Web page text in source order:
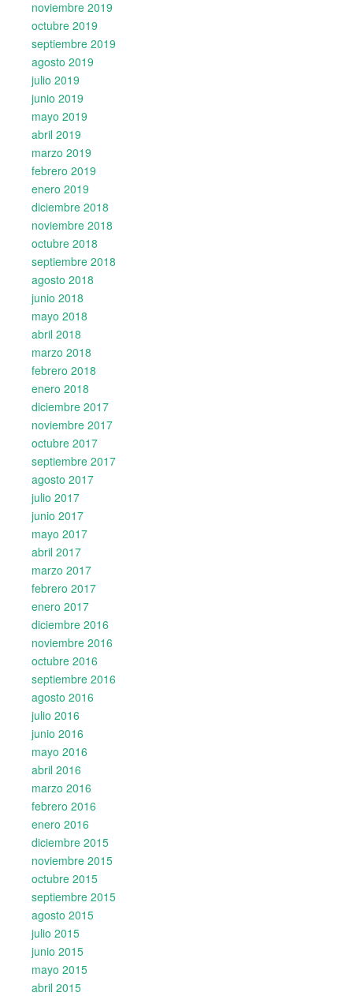
noviembre 2019
octubre 2019
septiembre 2019
agosto 2019
julio 2019
junio 2019
mayo 2019
abril 2019
marzo 2019
febrero 2019
enero 2019
diciembre 2018
noviembre 2018
octubre 2018
septiembre 2018
agosto 2018
junio 2018
mayo 2018
abril 2018
marzo 2018
febrero 2018
enero 2018
diciembre 2017
noviembre 2017
octubre 2017
septiembre 2017
agosto 2017
julio 2017
junio 2017
mayo 2017
abril 2017
marzo 2017
febrero 2017
enero 2017
diciembre 2016
noviembre 2016
octubre 2016
septiembre 2016
agosto 2016
julio 2016
junio 2016
mayo 2016
abril 2016
marzo 2016
febrero 2016
enero 2016
diciembre 2015
noviembre 2015
octubre 2015
septiembre 2015
agosto 2015
julio 2015
junio 2015
mayo 2015
abril 2015